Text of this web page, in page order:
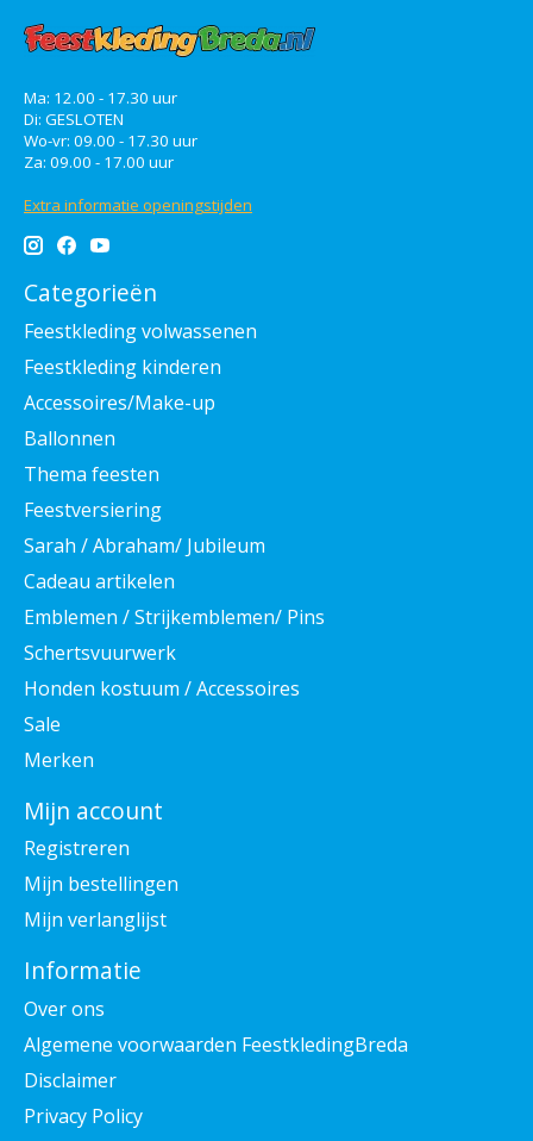
Ma: 12.00 - 17.30 uur
Di: GESLOTEN
Wo-vr: 09.00 - 17.30 uur
Za: 09.00 - 17.00 uur
Extra informatie openingstijden
Categorieën
Feestkleding volwassenen
Feestkleding kinderen
Accessoires/Make-up
Ballonnen
Thema feesten
Feestversiering
Sarah / Abraham/ Jubileum
Cadeau artikelen
Emblemen / Strijkemblemen/ Pins
Schertsvuurwerk
Honden kostuum / Accessoires
Sale
Merken
Mijn account
Registreren
Mijn bestellingen
Mijn verlanglijst
Informatie
Over ons
Algemene voorwaarden FeestkledingBreda
Disclaimer
Privacy Policy